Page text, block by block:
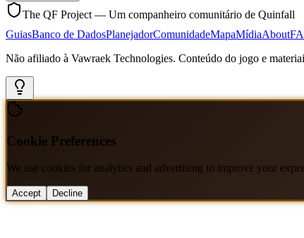
The QF Project — Um companheiro comunitário de Quinfall
GuiasBanco de DadosPlanejadorComunidadeMapaMídiaAbout
Não afiliado à Vawraek Technologies. Conteúdo do jogo e
Cookie Preferences
We use cookies for analytics and advertising to improve your
Accept Decline